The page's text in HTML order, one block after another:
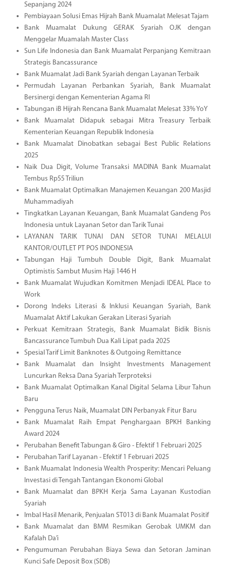
Sepanjang 2024
Pembiayaan Solusi Emas Hijrah Bank Muamalat Melesat Tajam
Bank Muamalat Dukung GERAK Syariah OJK dengan
Menggelar Muamalah Master Class
Sun Life Indonesia dan Bank Muamalat Perpanjang Kemitraan
Strategis Bancassurance
Bank Muamalat Jadi Bank Syariah dengan Layanan Terbaik
Permudah Layanan Perbankan Syariah, Bank Muamalat
Bersinergi dengan Kementerian Agama RI
Tabungan iB Hijrah Rencana Bank Muamalat Melesat 33% YoY
Bank Muamalat Didapuk sebagai Mitra Treasury Terbaik
Kementerian Keuangan Republik Indonesia
Bank Muamalat Dinobatkan sebagai Best Public Relations
2025
Naik Dua Digit, Volume Transaksi MADINA Bank Muamalat
Tembus Rp55 Triliun
Bank Muamalat Optimalkan Manajemen Keuangan 200 Masjid
Muhammadiyah
Tingkatkan Layanan Keuangan, Bank Muamalat Gandeng Pos
Indonesia untuk Layanan Setor dan Tarik Tunai
LAYANAN TARIK TUNAI DAN SETOR TUNAI MELALUI
KANTOR/OUTLET PT POS INDONESIA
Tabungan Haji Tumbuh Double Digit, Bank Muamalat
Optimistis Sambut Musim Haji 1446 H
Bank Muamalat Wujudkan Komitmen Menjadi IDEAL Place to
Work
Dorong Indeks Literasi & Inklusi Keuangan Syariah, Bank
Muamalat Aktif Lakukan Gerakan Literasi Syariah
Perkuat Kemitraan Strategis, Bank Muamalat Bidik Bisnis
Bancassurance Tumbuh Dua Kali Lipat pada 2025
Spesial Tarif Limit Banknotes & Outgoing Remittance
Bank Muamalat dan Insight Investments Management
Luncurkan Reksa Dana Syariah Terproteksi
Bank Muamalat Optimalkan Kanal Digital Selama Libur Tahun
Baru
Pengguna Terus Naik, Muamalat DIN Perbanyak Fitur Baru
Bank Muamalat Raih Empat Penghargaan BPKH Banking
Award 2024
Perubahan Benefit Tabungan & Giro - Efektif 1 Februari 2025
Perubahan Tarif Layanan - Efektif 1 Februari 2025
Bank Muamalat Indonesia Wealth Prosperity: Mencari Peluang
Investasi di Tengah Tantangan Ekonomi Global
Bank Muamalat dan BPKH Kerja Sama Layanan Kustodian
Syariah
Imbal Hasil Menarik, Penjualan ST013 di Bank Muamalat Positif
Bank Muamalat dan BMM Resmikan Gerobak UMKM dan
Kafalah Da’i
Pengumuman Perubahan Biaya Sewa dan Setoran Jaminan
Kunci Safe Deposit Box (SDB)